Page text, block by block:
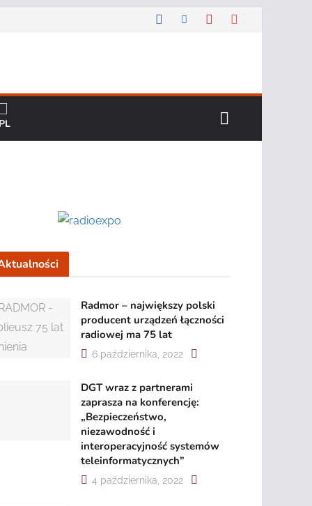
Radmor – największy polski
producent urządzeń łączności
radiowej ma 75 lat
6 października, 2022
DGT wraz z partnerami
zaprasza na konferencję:
„Bezpieczeństwo,
niezawodność i
interoperacyjność systemów
teleinformatycznych”
4 października, 2022